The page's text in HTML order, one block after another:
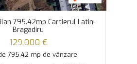
795.42mp Cartierul Latin-
Bragadiru
129,000 €
795.42 mp de vânzare